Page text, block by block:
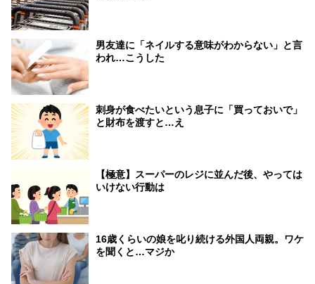
男友達に「ネイルする意味がわからない」と言
われ…こうした
刺身が食べたいという息子に「買っておいで」
と財布を渡すと…え
【極意】スーパーのレジに並んだ後、やっては
いけない行動は
16歳くらいの娘を叱り続ける外国人両親。ワケ
を聞くと…マジか